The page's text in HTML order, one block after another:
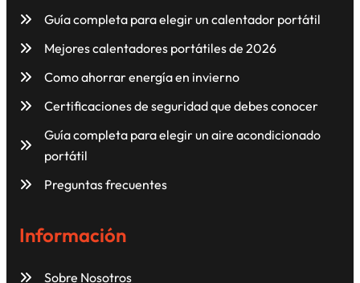
Guía completa para elegir un calentador portátil
Mejores calentadores portátiles de 2026
Como ahorrar energía en invierno
Certificaciones de seguridad que debes conocer
Guía completa para elegir un aire acondicionado
portátil
Preguntas frecuentes
Información
Sobre Nosotros